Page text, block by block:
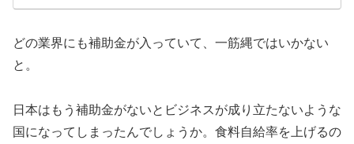
どの業界にも補助金が入っていて、一筋縄ではいかない
と。
日本はもう補助金がないとビジネスが成り立たないような
国になってしまったんでしょうか。食料自給率を上げるの